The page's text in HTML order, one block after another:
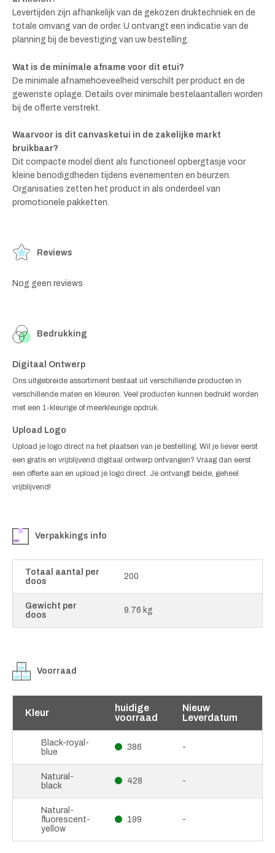
Levertijden zijn afhankelijk van de gekozen druktechniek en de
totale omvang van de order. U ontvangt een indicatie van de
planning bij de bevestiging van uw bestelling.
Wat is de minimale afname voor dit etui?
De minimale afnamehoeveelheid verschilt per product en de
gewenste oplage. Details over minimale bestelaantallen worden
bij de offerte verstrekt.
Waarvoor is dit canvasketui in de zakelijke markt
bruikbaar?
Dit compacte model dient als functioneel opbergtasje voor
kleine benodigdheden tijdens evenementen en beurzen.
Organisaties zetten het product in als onderdeel van
promotionele pakketten.
Reviews
Nog geen reviews
Bedrukking
Digitaal Ontwerp
Ons uitgebreide assortiment bestaat uit verschillende producten in
verschillende maten en kleuren. Veel producten kunnen bedrukt worden
met een 1-kleurige of meerkleurige opdruk.
Upload Logo
Upload je logo direct na het plaatsen van je bestelling. Wil je liever eerst
een gratis en vrijblijvend digitaal ontwerp ontvangen? Vraag dan eerst
een offerte aan en upload je logo direct. Je ontvangt beide, geheel
vrijblijvend!
Verpakkings info
Totaal aantal per
doos
200
Gewicht per
doos
9.76 kg
Voorraad
Kleur
huidige
voorraad
Nieuw
Leverdatum
Black-royal-
blue
386 -
Natural-
black
428 -
Natural-
fluorescent-
yellow
199 -